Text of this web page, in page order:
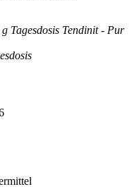
Tagesdosis Tendinit - Pur